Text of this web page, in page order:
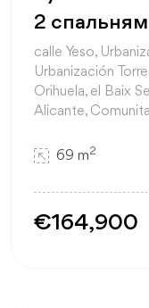
2
calle Yeso,
Urbanización
Orihuela, el Baix
Alicante,
69 m2
€164,900